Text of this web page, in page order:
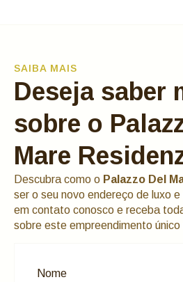
SAIBA MAIS
Deseja saber
sobre o
Mare
Descubra como o Palazzo Del
ser o seu novo endereço de luxo
em contato conosco e receba
sobre este empreendimento
Nome